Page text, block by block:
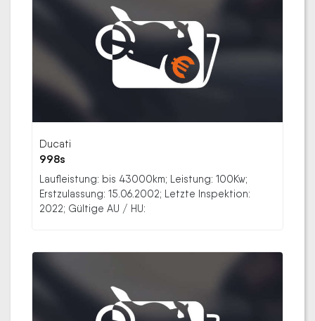
Ducati
998s
Laufleistung: bis 43000km; Leistung: 100Kw;
Erstzulassung: 15.06.2002; Letzte Inspektion:
2022; Gültige AU / HU: